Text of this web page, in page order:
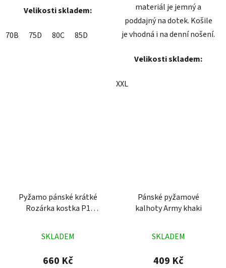
Velikosti skladem:
70B 75D 80C 85D
materiál je jemný a
poddajný na dotek. Košile
je vhodná i na denní nošení.
Velikosti skladem:
XXL
Pyžamo pánské krátké
Rozárka kostka P1
hodnocení
produktu
SKLADEM
660 Kč
Pánské pyžamové
kalhoty Army khaki
hodnocení
produktu
SKLADEM
409 Kč